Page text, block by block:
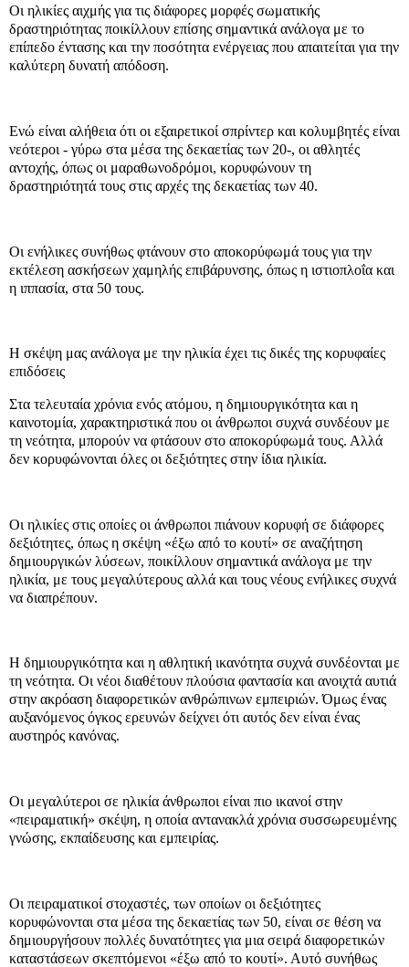
Οι ηλικίες αιχμής για τις διάφορες μορφές σωματικής
δραστηριότητας ποικίλλουν επίσης σημαντικά ανάλογα με το
επίπεδο έντασης και την ποσότητα ενέργειας που απαιτείται για την
καλύτερη δυνατή απόδοση.
Ενώ είναι αλήθεια ότι οι εξαιρετικοί σπρίντερ και κολυμβητές είναι
νεότεροι - γύρω στα μέσα της δεκαετίας των 20-, οι αθλητές
αντοχής, όπως οι μαραθωνοδρόμοι, κορυφώνουν τη
δραστηριότητά τους στις αρχές της δεκαετίας των 40.
Οι ενήλικες συνήθως φτάνουν στο αποκορύφωμά τους για την
εκτέλεση ασκήσεων χαμηλής επιβάρυνσης, όπως η ιστιοπλοΐα και
η ιππασία, στα 50 τους.
Η σκέψη μας ανάλογα με την ηλικία έχει τις δικές της κορυφαίες
επιδόσεις
Στα τελευταία χρόνια ενός ατόμου, η δημιουργικότητα και η
καινοτομία, χαρακτηριστικά που οι άνθρωποι συχνά συνδέουν με
τη νεότητα, μπορούν να φτάσουν στο αποκορύφωμά τους. Αλλά
δεν κορυφώνονται όλες οι δεξιότητες στην ίδια ηλικία.
Οι ηλικίες στις οποίες οι άνθρωποι πιάνουν κορυφή σε διάφορες
δεξιότητες, όπως η σκέψη «έξω από το κουτί» σε αναζήτηση
δημιουργικών λύσεων, ποικίλλουν σημαντικά ανάλογα με την
ηλικία, με τους μεγαλύτερους αλλά και τους νέους ενήλικες συχνά
να διαπρέπουν.
Η δημιουργικότητα και η αθλητική ικανότητα συχνά συνδέονται με
τη νεότητα. Οι νέοι διαθέτουν πλούσια φαντασία και ανοιχτά αυτιά
στην ακρόαση διαφορετικών ανθρώπινων εμπειριών. Όμως ένας
αυξανόμενος όγκος ερευνών δείχνει ότι αυτός δεν είναι ένας
αυστηρός κανόνας.
Οι μεγαλύτεροι σε ηλικία άνθρωποι είναι πιο ικανοί στην
«πειραματική» σκέψη, η οποία αντανακλά χρόνια συσσωρευμένης
γνώσης, εκπαίδευσης και εμπειρίας.
Οι πειραματικοί στοχαστές, των οποίων οι δεξιότητες
κορυφώνονται στα μέσα της δεκαετίας των 50, είναι σε θέση να
δημιουργήσουν πολλές δυνατότητες για μια σειρά διαφορετικών
καταστάσεων σκεπτόμενοι «έξω από το κουτί». Αυτό συνήθως